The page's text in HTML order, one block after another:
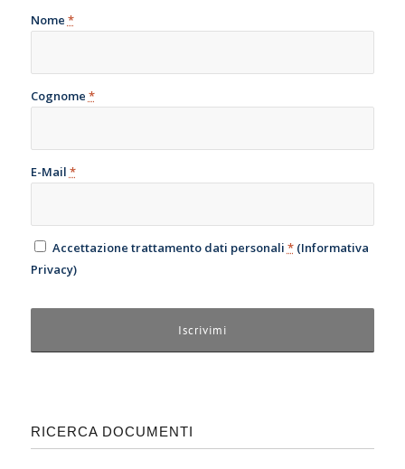
Nome *
Cognome *
E-Mail *
Accettazione trattamento dati personali *(Informativa
Privacy)
RICERCA DOCUMENTI